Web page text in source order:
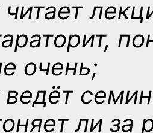
читает
очень;
ведёт
ли за